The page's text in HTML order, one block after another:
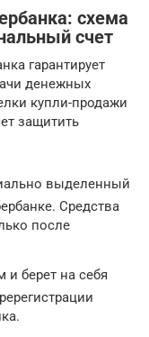
схема
счет
гарантирует
денежных
купли-продажи
защитить
выделенный
Средства
после
и берет на себя